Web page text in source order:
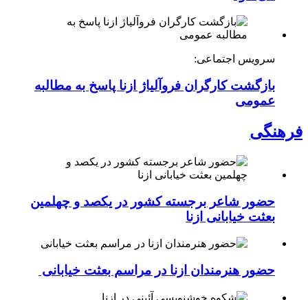
سرویس اجتماعی:
بازگشت کارگران فروآلیاژ ازنا پاسخ به مطالبه
عمومی
فرهنگی
حضور شاعر برجسته کشور در یکصد و چهلمین
بعثت خیابانی ازنا
حضور هنرمندان ازنا در مراسم بعثت خیابانی